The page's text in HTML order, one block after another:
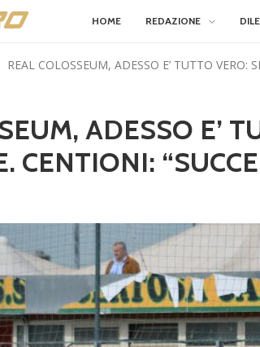
HOME REDAZIONE
REAL COLOSSEUM, ADESSO E’ TUTTO VERO:
ADESSO E’
CENTIONI: